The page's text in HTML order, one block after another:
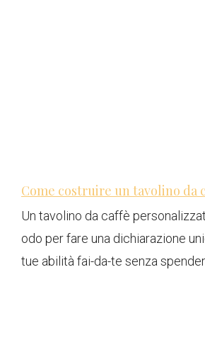
Come costruire un tavolino da
Un tavolino da caffè
odo per fare una dichiarazione
tue abilità fai-da-te senza